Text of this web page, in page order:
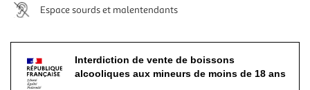
Espace sourds et malentendants
Interdiction de vente de boissons
alcooliques aux mineurs de moins de 18 ans